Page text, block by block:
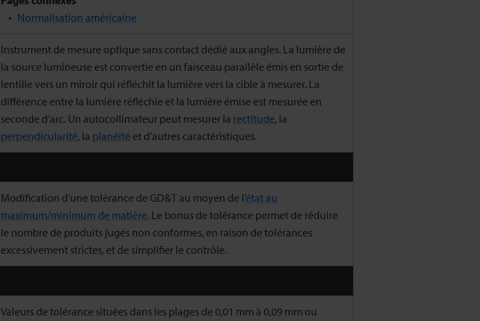
Normalisation américaine
Instrument de mesure optique sans contact dédié aux angles. La lumière de
la source lumineuse est convertie en un faisceau parallèle émis en sortie de
lentille vers un miroir qui réfléchit la lumière vers la cible à mesurer. La
différence entre la lumière réfléchie et la lumière émise est mesurée en
seconde d’arc. Un autocollimateur peut mesurer la rectitude, la
perpendicularité, la planéité et d’autres caractéristiques.
Modification d’une tolérance de GD&T au moyen de l’état au
maximum/minimum de matière. Le bonus de tolérance permet de réduire
le nombre de produits jugés non conformes, en raison de tolérances
excessivement strictes, et de simplifier le contrôle.
Valeurs de tolérance situées dans les plages de 0,01 mm à 0,09 mm ou